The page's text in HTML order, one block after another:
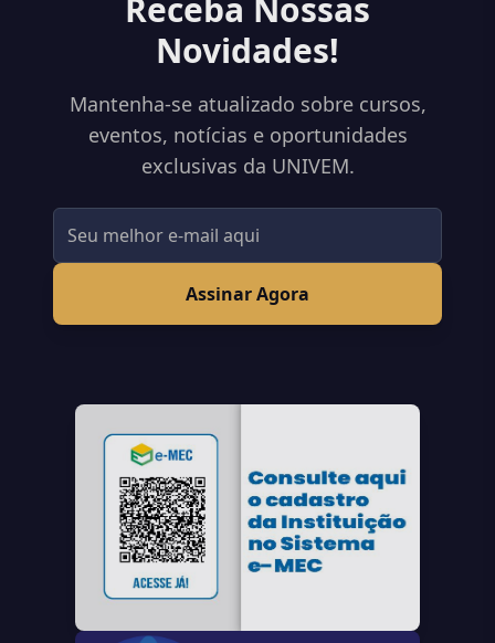
Receba Nossas
Novidades!
Mantenha-se atualizado sobre cursos,
eventos, notícias e oportunidades
exclusivas da UNIVEM.
Assinar Agora